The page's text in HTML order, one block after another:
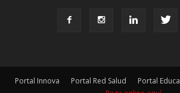
Portal Innova Portal Red Salud Portal Educa